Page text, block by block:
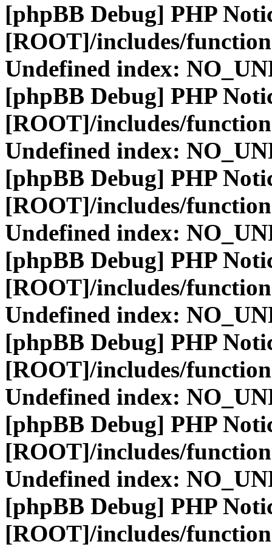
[phpBB Debug] PHP
[ROOT]/includes/
Undefined index:
[phpBB Debug] PHP
[ROOT]/includes/
Undefined index:
[phpBB Debug] PHP
[ROOT]/includes/
Undefined index:
[phpBB Debug] PHP
[ROOT]/includes/
Undefined index:
[phpBB Debug] PHP
[ROOT]/includes/
Undefined index:
[phpBB Debug] PHP
[ROOT]/includes/
Undefined index:
[phpBB Debug] PHP
[ROOT]/includes/